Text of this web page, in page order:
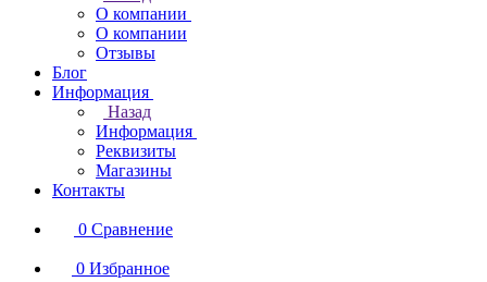
О компании
О компании
Отзывы
Блог
Информация
Назад
Информация
Реквизиты
Магазины
Контакты
0 Сравнение
0 Избранное